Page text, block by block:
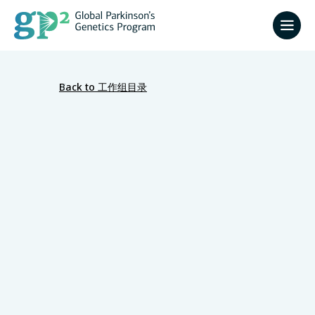
Back to 工作组目录